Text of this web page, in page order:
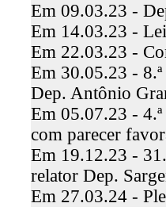
Em 09.03.23 -
Em 14.03.23 -
Em 22.03.23 -
Em 30.05.23 -
Dep. Antônio
Em 05.07.23 -
com parecer
Em 19.12.23 -
relator Dep.
Em 27.03.24 -